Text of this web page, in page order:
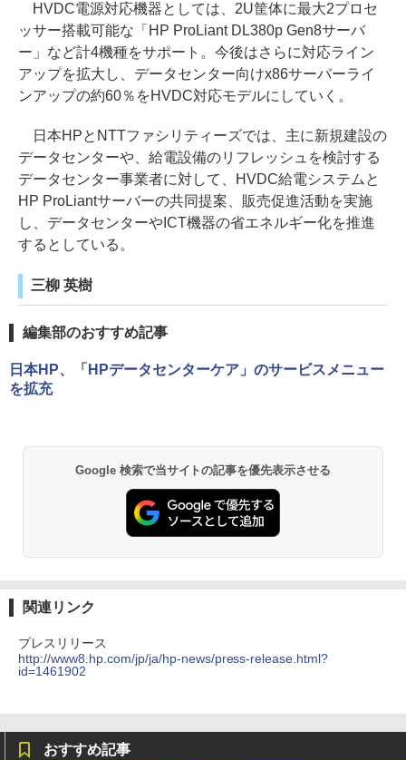
HVDC電源対応機器としては、2U筐体に最大2プロセ
ッサー搭載可能な「HP ProLiant DL380p Gen8サーバ
ー」など計4機種をサポート。今後はさらに対応ライン
アップを拡大し、データセンター向けx86サーバーライ
ンアップの約60％をHVDC対応モデルにしていく。
日本HPとNTTファシリティーズでは、主に新規建設の
データセンターや、給電設備のリフレッシュを検討する
データセンター事業者に対して、HVDC給電システムと
HP ProLiantサーバーの共同提案、販売促進活動を実施
し、データセンターやICT機器の省エネルギー化を推進
するとしている。
三柳 英樹
編集部のおすすめ記事
日本HP、「HPデータセンターケア」のサービスメニュー
を拡充
Google 検索で当サイトの記事を優先表示させる
関連リンク
プレスリリース
http://www8.hp.com/jp/ja/hp-news/press-release.html?
id=1461902
おすすめ記事